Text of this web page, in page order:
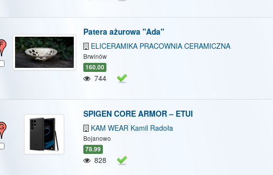
Patera ażurowa "Ada"
ELICERAMIKA PRACOWNIA CERAMICZNA
Brwinów
160.00
744
SPIGEN CORE ARMOR – ETUI
KAM WEAR Kamil Radoła
Bojanowo
78.99
828